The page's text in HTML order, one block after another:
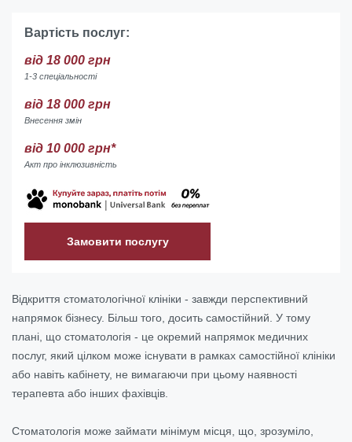
Вартість послуг:
від 18 000 грн
1-3 спеціальності
від 18 000 грн
Внесення змін
від 10 000 грн*
Акт про інклюзивність
Замовити послугу
Відкриття стоматологічної клініки - завжди перспективний
напрямок бізнесу. Більш того, досить самостійний. У тому
плані, що стоматологія - це окремий напрямок медичних
послуг, який цілком може існувати в рамках самостійної клініки
або навіть кабінету, не вимагаючи при цьому наявності
терапевта або інших фахівців.
Стоматологія може займати мінімум місця, що, зрозуміло,